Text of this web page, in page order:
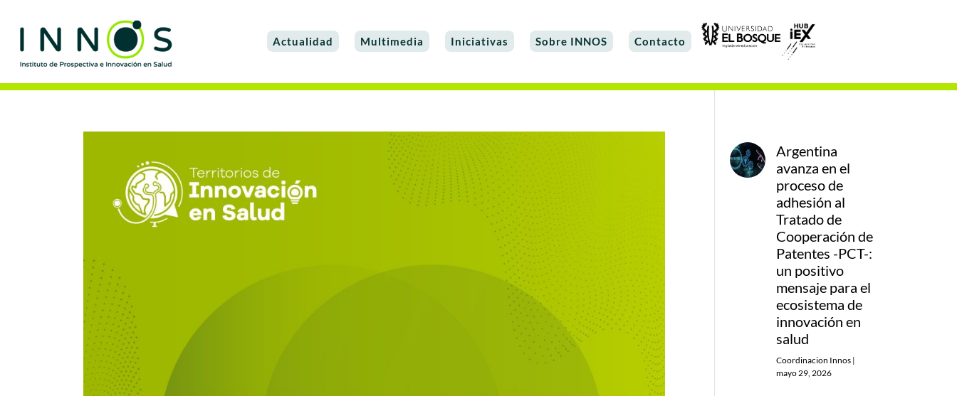
Actualidad Multimedia Iniciativas Sobre INNOS Contacto
Argentina
avanza en el
proceso de
adhesión al
Tratado de
Cooperación de
Patentes -PCT-:
un positivo
mensaje para el
ecosistema de
innovación en
salud
Coordinacion Innos |
mayo 29, 2026